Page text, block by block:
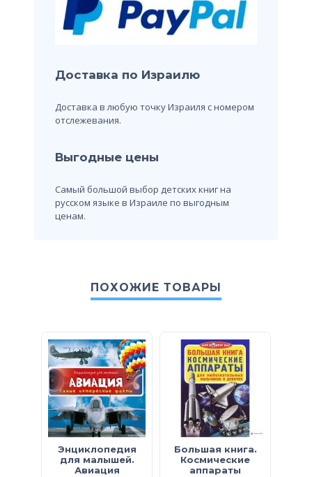
Доставка по Израилю
Доставка в любую точку Израиля с номером
отслежевания.
Выгодные цены
Самый большой выбор детских книг на
русском языке в Израиле по выгодным
ценам.
ПОХОЖИЕ ТОВАРЫ
Энциклопедия
для малышей.
Авиация
Большая книга.
Космические
аппараты